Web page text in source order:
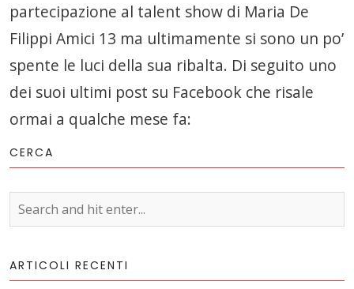
partecipazione al talent show di Maria De
Filippi Amici 13 ma ultimamente si sono un po’
spente le luci della sua ribalta. Di seguito uno
dei suoi ultimi post su Facebook che risale
ormai a qualche mese fa:
CERCA
ARTICOLI RECENTI